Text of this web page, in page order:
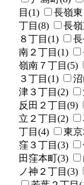
目(1)
長嶺
丁目(8)
長
８丁目(1)
南２丁目(1)
嶺南７丁目(5)
３丁目(1)
津３丁目(2)
反田２丁目(9)
立２丁目(2)
丁目(4)
東
窪３丁目(3)
田窪本町(3)
ノ神２丁目(3)